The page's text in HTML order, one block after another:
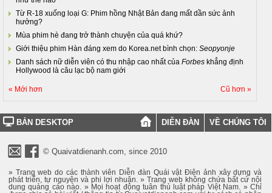
Từ R-18 xuống loại G: Phim hồng Nhật Bản đang mất dần sức ảnh
hưởng?
Mùa phim hè đang trở thành chuyện của quá khứ?
Giới thiệu phim Hàn đáng xem do Korea.net bình chọn: Seopyonje
Danh sách nữ diễn viên có thu nhập cao nhất của Forbes khẳng định
Hollywood là câu lạc bộ nam giới
« Mới hơn Cũ hơn »
BẢN DESKTOP DIỄN ĐÀN VỀ CHÚNG TÔI
© Quaivatdienanh.com, since 2010
» Trang web do các thành viên Diễn đàn Quái vật Điện ảnh xây dựng và
phát triển, tự nguyện và phi lợi nhuận. » Trang web không chứa bất cứ nội
dung quảng cáo nào. » Mọi hoạt động tuân thủ luật pháp Việt Nam. » Chỉ